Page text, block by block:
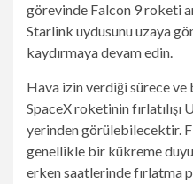
görevinde Falcon 9 roketi
Starlink uydusunu uzaya
kaydırmaya devam edin.
Hava izin verdiği sürece ve
SpaceX roketinin fırlatılışı
yerinden görülebilecektir.
genellikle bir kükreme
erken saatlerinde fırlatma